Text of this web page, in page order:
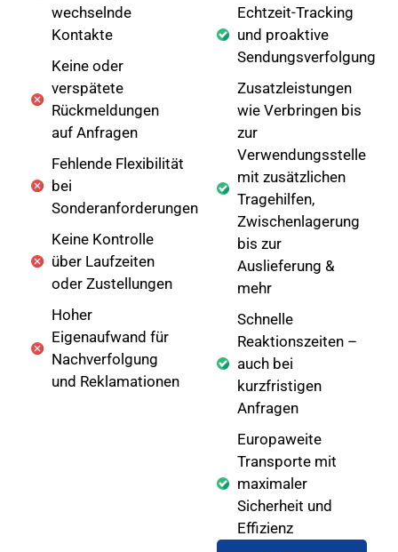
wechselnde
Kontakte
Keine oder
verspätete
Rückmeldungen
auf Anfragen
Fehlende Flexibilität
bei
Sonderanforderungen
Keine Kontrolle
über Laufzeiten
oder Zustellungen
Hoher
Eigenaufwand für
Nachverfolgung
und Reklamationen
Echtzeit-Tracking
und proaktive
Sendungsverfolgung
Zusatzleistungen
wie Verbringen bis
zur
Verwendungsstelle
mit zusätzlichen
Tragehilfen,
Zwischenlagerung
bis zur
Auslieferung &
mehr
Schnelle
Reaktionszeiten –
auch bei
kurzfristigen
Anfragen
Europaweite
Transporte mit
maximaler
Sicherheit und
Effizienz